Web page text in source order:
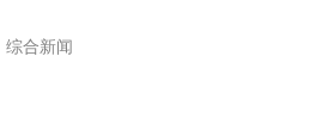
综合新闻